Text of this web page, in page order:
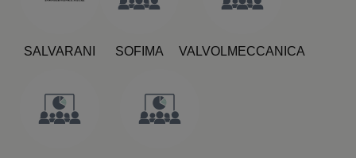
SALVARANI SOFIMA VALVOLMECCANICA